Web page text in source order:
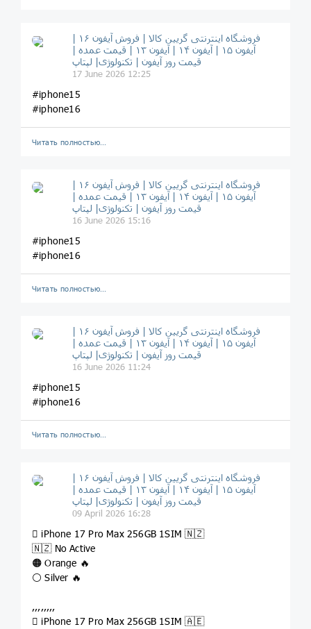
فروشگاه اینترنتی گریین کالا | فروش آیفون ۱۶ |
آیفون ۱۵ | آیفون ۱۴ | آیفون ۱۳ | قیمت عمده |
قیمت روز آیفون | تکنولوژی| لپتاپ
17 June 2026 12:25
#iphone15
#iphone16
Читать полностью…
فروشگاه اینترنتی گریین کالا | فروش آیفون ۱۶ |
آیفون ۱۵ | آیفون ۱۴ | آیفون ۱۳ | قیمت عمده |
قیمت روز آیفون | تکنولوژی| لپتاپ
16 June 2026 15:16
#iphone15
#iphone16
Читать полностью…
فروشگاه اینترنتی گریین کالا | فروش آیفون ۱۶ |
آیفون ۱۵ | آیفون ۱۴ | آیفون ۱۳ | قیمت عمده |
قیمت روز آیفون | تکنولوژی| لپتاپ
16 June 2026 11:24
#iphone15
#iphone16
Читать полностью…
فروشگاه اینترنتی گریین کالا | فروش آیفون ۱۶ |
آیفون ۱۵ | آیفون ۱۴ | آیفون ۱۳ | قیمت عمده |
قیمت روز آیفون | تکنولوژی| لپتاپ
09 April 2026 16:28
 iPhone 17 Pro Max 256GB 1SIM 🇳🇿
🇳🇿 No Active
🟠 Orange 🔥
⚪️ Silver 🔥
,,,,,,,,
 iPhone 17 Pro Max 256GB 1SIM 🇦🇪